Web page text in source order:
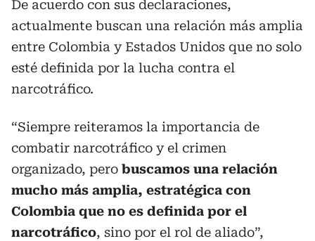
De acuerdo con sus declaraciones,
actualmente buscan una relación más amplia
entre Colombia y Estados Unidos que no solo
esté definida por la lucha contra el
narcotráfico.
“Siempre reiteramos la importancia de
combatir narcotráfico y el crimen
organizado, pero buscamos una relación
mucho más amplia, estratégica con
Colombia que no es definida por el
narcotráfico, sino por el rol de aliado”,